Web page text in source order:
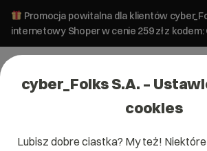
Promocja powitalna dla klientów
internetowy Shoper w cenie 259 zł z kodem:
cyber_Folks S.A. –
cookies
Lubisz dobre ciastka? My też!